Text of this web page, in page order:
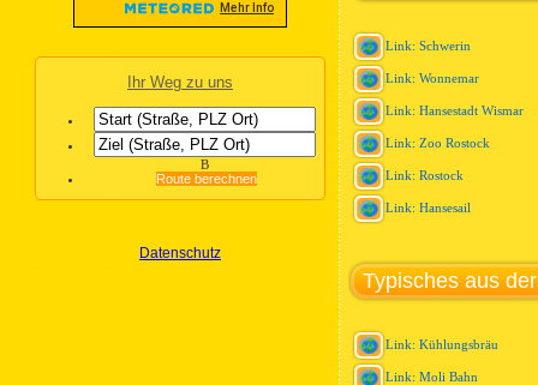
Ihr Weg zu uns
B
Route berechnen
Datenschutz
Link: Schwerin
Link: Wonnemar
Link: Hansestadt Wismar
Link: Zoo Rostock
Link: Rostock
Link: Hansesail
Typisches aus
Link: Kühlungsbräu
Link: Moli Bahn